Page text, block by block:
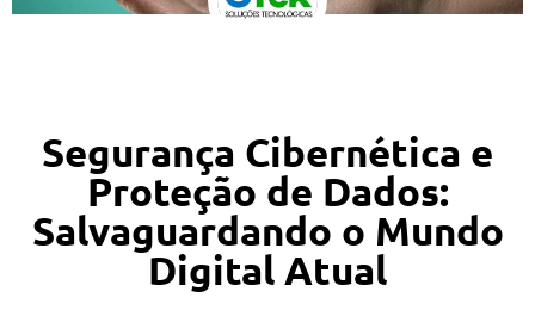
Segurança Cibernética e
Proteção de Dados:
Salvaguardando o Mundo
Digital Atual